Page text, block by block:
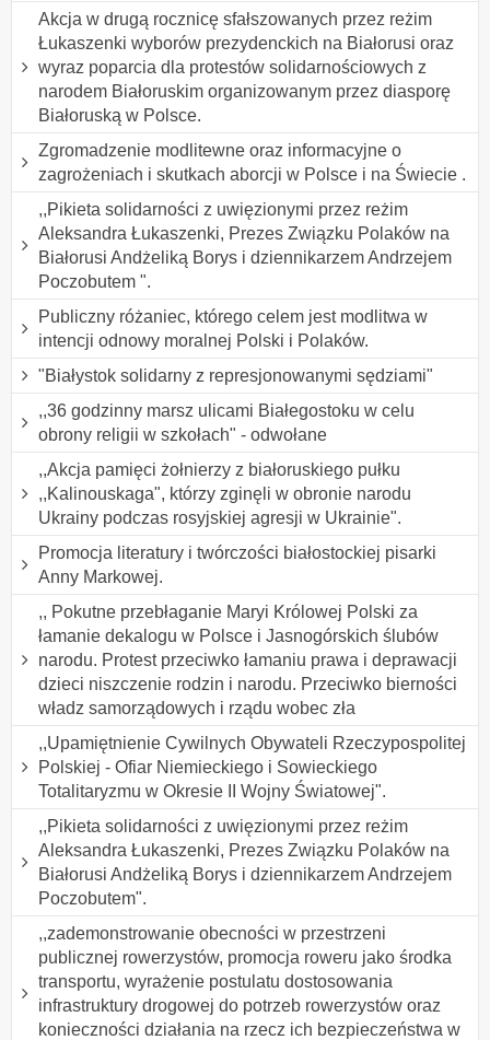
Akcja w drugą rocznicę sfałszowanych przez reżim
Łukaszenki wyborów prezydenckich na Białorusi oraz
wyraz poparcia dla protestów solidarnościowych z
narodem Białoruskim organizowanym przez diasporę
Białoruską w Polsce.
Zgromadzenie modlitewne oraz informacyjne o
zagrożeniach i skutkach aborcji w Polsce i na Świecie .
,,Pikieta solidarności z uwięzionymi przez reżim
Aleksandra Łukaszenki, Prezes Związku Polaków na
Białorusi Andżeliką Borys i dziennikarzem Andrzejem
Poczobutem ".
Publiczny różaniec, którego celem jest modlitwa w
intencji odnowy moralnej Polski i Polaków.
"Białystok solidarny z represjonowanymi sędziami"
,,36 godzinny marsz ulicami Białegostoku w celu
obrony religii w szkołach" - odwołane
,,Akcja pamięci żołnierzy z białoruskiego pułku
,,Kalinouskaga", którzy zginęli w obronie narodu
Ukrainy podczas rosyjskiej agresji w Ukrainie".
Promocja literatury i twórczości białostockiej pisarki
Anny Markowej.
,, Pokutne przebłaganie Maryi Królowej Polski za
łamanie dekalogu w Polsce i Jasnogórskich ślubów
narodu. Protest przeciwko łamaniu prawa i deprawacji
dzieci niszczenie rodzin i narodu. Przeciwko bierności
władz samorządowych i rządu wobec zła
,,Upamiętnienie Cywilnych Obywateli Rzeczypospolitej
Polskiej - Ofiar Niemieckiego i Sowieckiego
Totalitaryzmu w Okresie II Wojny Światowej".
,,Pikieta solidarności z uwięzionymi przez reżim
Aleksandra Łukaszenki, Prezes Związku Polaków na
Białorusi Andżeliką Borys i dziennikarzem Andrzejem
Poczobutem".
,,zademonstrowanie obecności w przestrzeni
publicznej rowerzystów, promocja roweru jako środka
transportu, wyrażenie postulatu dostosowania
infrastruktury drogowej do potrzeb rowerzystów oraz
konieczności działania na rzecz ich bezpieczeństwa w